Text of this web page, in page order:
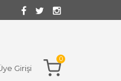
Girişi
0